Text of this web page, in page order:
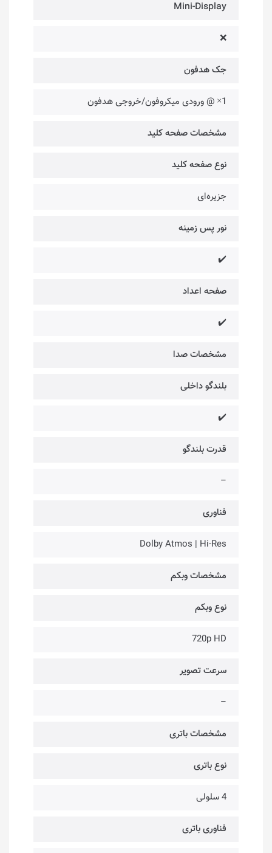
Mini-Display
❌
جک هدفون
1× @ ورودی میکروفون/خروجی هدفون
مشخصات صفحه کلید
نوع صفحه کلید
جزیره‌ای
نور پس زمینه
✔️
صفحه اعداد
✔️
مشخصات صدا
بلندگو داخلی
✔️
قدرت بلندگو
–
فناوری‌
Dolby Atmos | Hi-Res
مشخصات وبکم
نوع وبکم
720p HD
سرعت تصویر
–
مشخصات باتری
نوع باتری
4 سلولی
فناوری باتری